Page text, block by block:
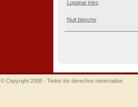
Lupanar intro
Nuit blanche
© Copyright 2008 - Todos los derechos reservados